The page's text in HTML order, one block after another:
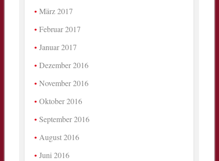
März 2017
Februar 2017
Januar 2017
Dezember 2016
November 2016
Oktober 2016
September 2016
August 2016
Juni 2016